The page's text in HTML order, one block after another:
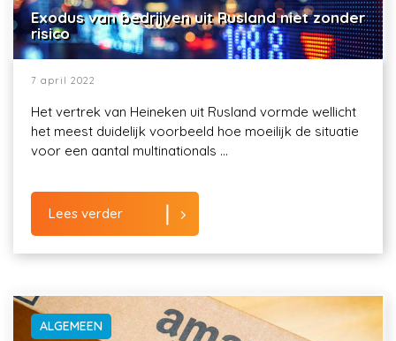
Exodus van bedrijven uit Rusland niet zonder
risico
7 april 2022
Het vertrek van Heineken uit Rusland vormde wellicht
het meest duidelijk voorbeeld hoe moeilijk de situatie
voor een aantal multinationals ...
Lees verder
ALGEMEEN